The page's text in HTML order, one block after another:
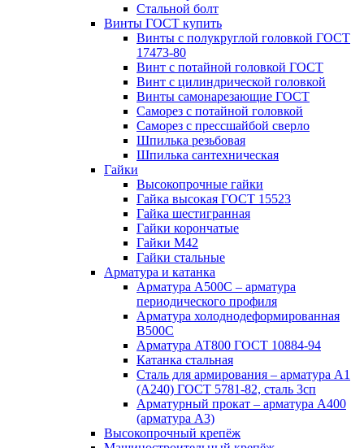
Стальной болт
Винты ГОСТ купить
Винты с полукруглой головкой ГОСТ
17473-80
Винт с потайной головкой ГОСТ
Винт с цилиндрической головкой
Винты самонарезающие ГОСТ
Саморез с потайной головкой
Саморез с прессшайбой сверло
Шпилька резьбовая
Шпилька сантехническая
Гайки
Высокопрочные гайки
Гайка высокая ГОСТ 15523
Гайка шестигранная
Гайки корончатые
Гайки М42
Гайки стальные
Арматура и катанка
Арматура А500С – арматура
периодического профиля
Арматура холоднодеформированная
В500С
Арматура АТ800 ГОСТ 10884-94
Катанка стальная
Сталь для армирования – арматура А1
(А240) ГОСТ 5781-82, сталь 3сп
Арматурный прокат – арматура А400
(арматура А3)
Высокопрочный крепёж